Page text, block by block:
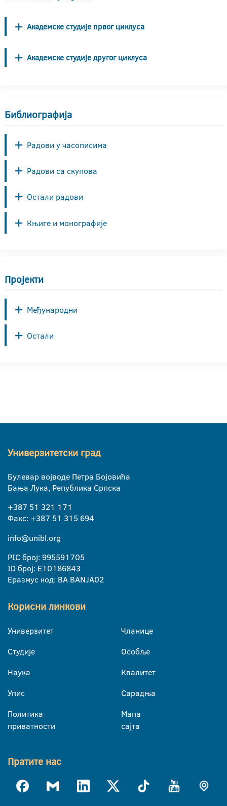
Академске студије првог циклуса
Академске студије другог циклуса
Библиографија
Радови у часописима
Радови са скупова
Остали радови
Књиге и монографије
Пројекти
Међународни
Остали
Универзитетски град
Булевар војводе Петра Бојовића
Бања Лука, Република Српска
+387 51 321 171
Факс: +387 51 315 694
info@unibl.org
PIC број: 995591705
ID број: E10186843
Еразмус код: BA BANJA02
Корисни линкови
Универзитет
Студије
Наука
Упис
Политика
приватности
Чланице
Особље
Квалитет
Сарадња
Мапа
сајта
Пратите нас